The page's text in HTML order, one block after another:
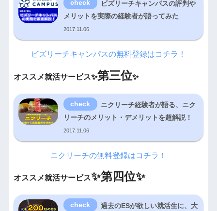
ビズリーチキャンパスの評判や
メリットを実際の経験者が語ってみた
2017.11.06
ビズリーチキャンパスの無料登録はコチラ！
オススメ就活サービス✨第三位✨
ニクリーチ経験者が語る、ニク
リーチのメリット・デメリットを超解説！
2017.11.06
ニクリーチの無料登録はコチラ！
オススメ就活サービス✨第四位✨
過去のESが欲しい就活生に、大